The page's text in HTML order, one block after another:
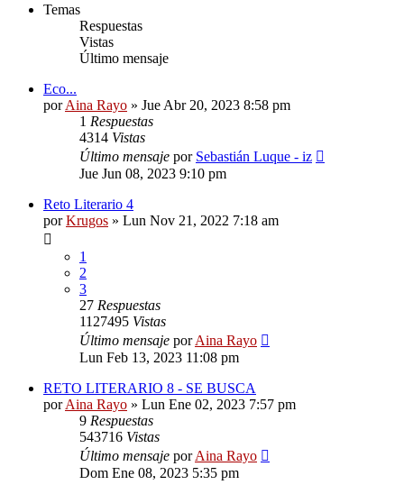
Temas
Respuestas
Vistas
Último mensaje
Eco...
porAina Rayo » Jue Abr 20, 2023 8:58 pm
1 Respuestas
4314 Vistas
Último mensaje por Sebastián Luque - iz
Jue Jun 08, 2023 9:10 pm
Reto Literario 4
porKrugos » Lun Nov 21, 2022 7:18 am
1
2
3
27 Respuestas
1127495 Vistas
Último mensaje porAina Rayo
Lun Feb 13, 2023 11:08 pm
RETO LITERARIO 8 - SE BUSCA
porAina Rayo » Lun Ene 02, 2023 7:57 pm
9 Respuestas
543716 Vistas
Último mensaje porAina Rayo
Dom Ene 08, 2023 5:35 pm